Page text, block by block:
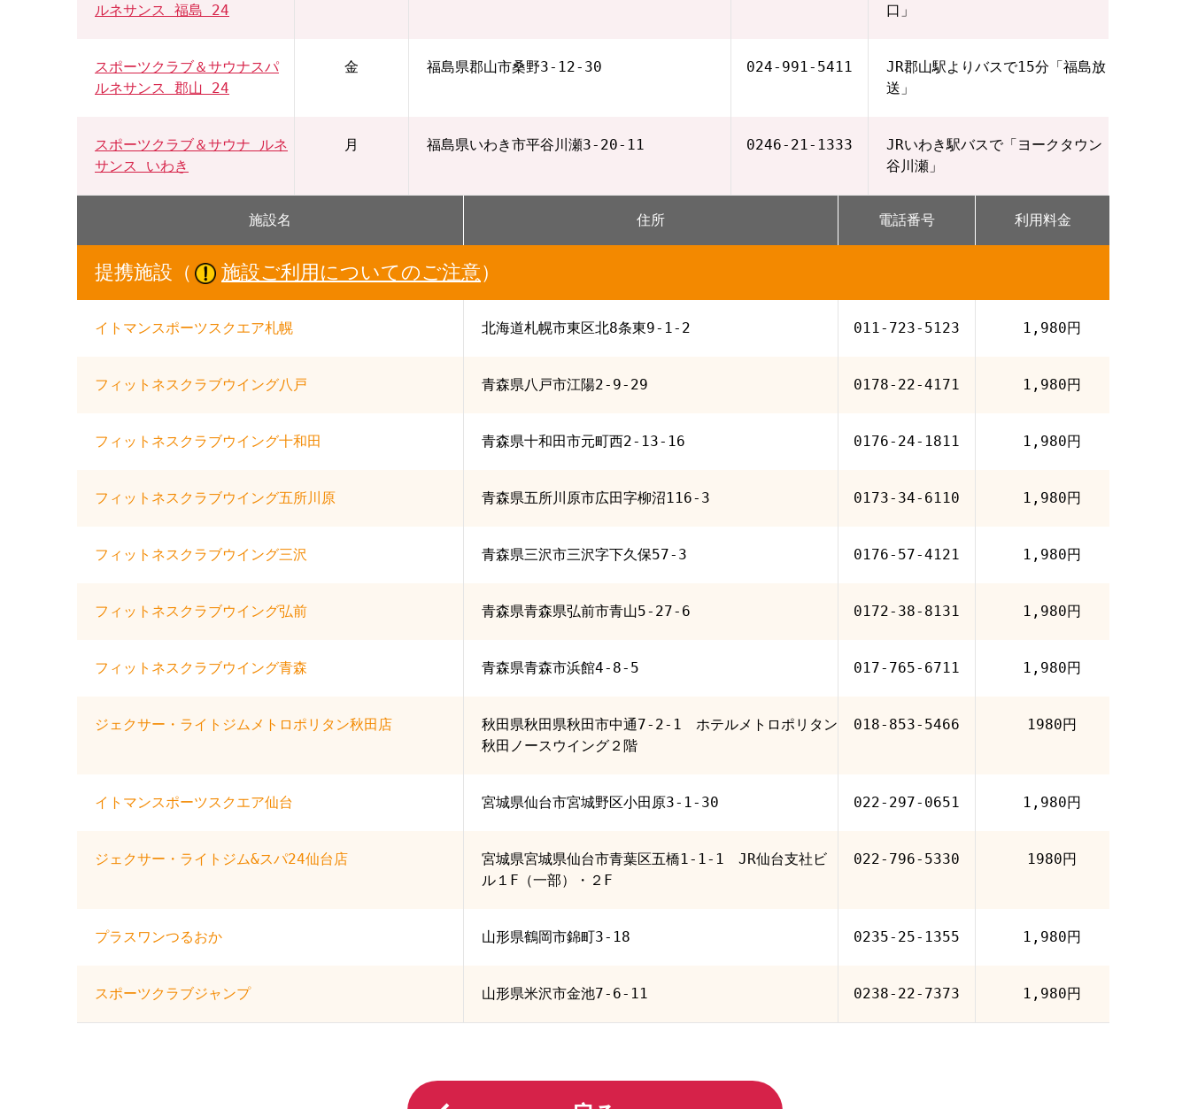
ルネサンス 福島 24
口」
スポーツクラブ＆サウナスパ
ルネサンス 郡山 24
金 福島県郡山市桑野3-12-30 024-991-5411
JR郡山駅よりバスで15分「福島放
送」
スポーツクラブ＆サウナ ルネ
サンス いわき
月 福島県いわき市平谷川瀬3-20-11 0246-21-1333
JRいわき駅バスで「ヨークタウン
谷川瀬」
施設名 住所 電話番号 利用料金
提携施設（ 施設ご利用についてのご注意）
イトマンスポーツスクエア札幌 北海道札幌市東区北8条東9-1-2 011-723-5123 1,980円
フィットネスクラブウイング八戸 青森県八戸市江陽2-9-29 0178-22-4171 1,980円
フィットネスクラブウイング十和田 青森県十和田市元町西2-13-16 0176-24-1811 1,980円
フィットネスクラブウイング五所川原 青森県五所川原市広田字柳沼116-3 0173-34-6110 1,980円
フィットネスクラブウイング三沢 青森県三沢市三沢字下久保57-3 0176-57-4121 1,980円
フィットネスクラブウイング弘前 青森県青森県弘前市青山5-27-6 0172-38-8131 1,980円
フィットネスクラブウイング青森 青森県青森市浜館4-8-5 017-765-6711 1,980円
ジェクサー・ライトジムメトロポリタン秋田店
秋田県秋田県秋田市中通7-2-1 ホテルメトロポリタン
秋田ノースウイング２階
018-853-5466 1980円
イトマンスポーツスクエア仙台 宮城県仙台市宮城野区小田原3-1-30 022-297-0651 1,980円
ジェクサー・ライトジム&スパ24仙台店
宮城県宮城県仙台市青葉区五橋1-1-1 JR仙台支社ビ
ル１F（一部）・２F
022-796-5330 1980円
プラスワンつるおか 山形県鶴岡市錦町3-18 0235-25-1355 1,980円
スポーツクラブジャンプ 山形県米沢市金池7-6-11 0238-22-7373 1,980円